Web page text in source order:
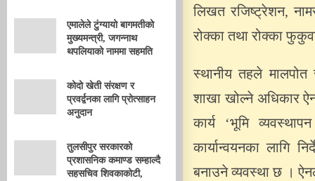
एमालेले टुंग्यायो बागमतीको
मुख्यमन्त्री, जगन्नाथ
थपलियाको नाममा सहमति
कोदो खेती संरक्षण र
प्रवर्द्वनका लागि प्रोत्साहन
अनुदान
तुलसीपुर सरकारको
प्रशासनिक कमाण्ड सम्हाल्दै
सहसचिव शिवकाकोटी,
लिखत रजिष्ट्रेशन,
रोक्का तथा रोक्का
स्थानीय तहले मालपोत
शाखा खोल्ने अधिकार
कार्य ‘भूमि
कार्यान्वयनका लागि
बनाउने व्यवस्था छ ।